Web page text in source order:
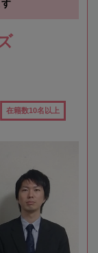
在籍数10名以上